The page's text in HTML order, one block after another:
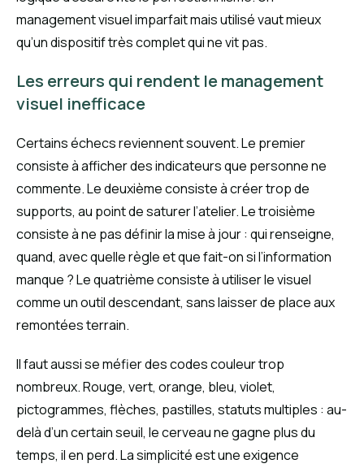
management visuel imparfait mais utilisé vaut mieux
qu’un dispositif très complet qui ne vit pas.
Les erreurs qui rendent le management
visuel inefficace
Certains échecs reviennent souvent. Le premier
consiste à afficher des indicateurs que personne ne
commente. Le deuxième consiste à créer trop de
supports, au point de saturer l’atelier. Le troisième
consiste à ne pas définir la mise à jour : qui renseigne,
quand, avec quelle règle et que fait-on si l’information
manque ? Le quatrième consiste à utiliser le visuel
comme un outil descendant, sans laisser de place aux
remontées terrain.
Il faut aussi se méfier des codes couleur trop
nombreux. Rouge, vert, orange, bleu, violet,
pictogrammes, flèches, pastilles, statuts multiples : au-
delà d’un certain seuil, le cerveau ne gagne plus du
temps, il en perd. La simplicité est une exigence